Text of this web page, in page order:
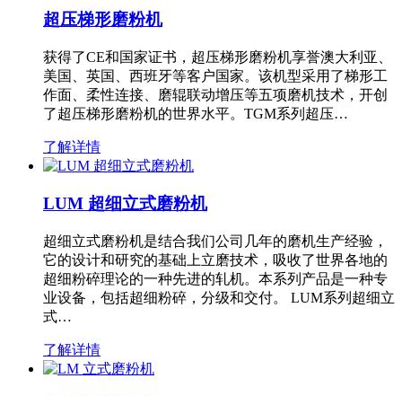
超压梯形磨粉机
获得了CE和国家证书，超压梯形磨粉机享誉澳大利亚、
美国、英国、西班牙等客户国家。该机型采用了梯形工
作面、柔性连接、磨辊联动增压等五项磨机技术，开创
了超压梯形磨粉机的世界水平。TGM系列超压…
了解详情
LUM 超细立式磨粉机
超细立式磨粉机是结合我们公司几年的磨机生产经验，
它的设计和研究的基础上立磨技术，吸收了世界各地的
超细粉碎理论的一种先进的轧机。本系列产品是一种专
业设备，包括超细粉碎，分级和交付。 LUM系列超细立
式…
了解详情